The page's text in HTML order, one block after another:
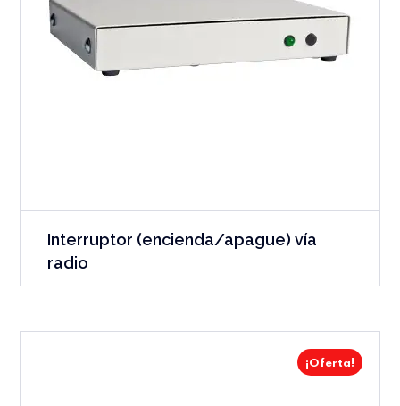
Interruptor (encienda/apague) vía
radio
¡Oferta!